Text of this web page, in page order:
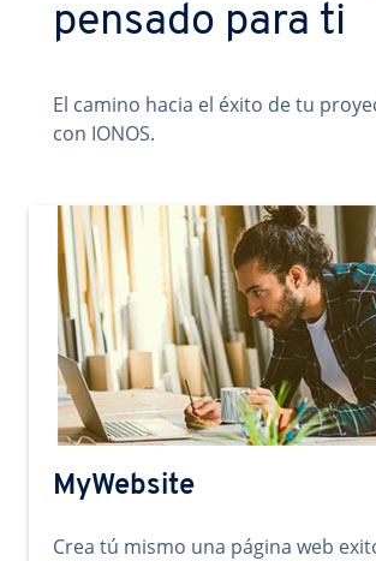
pensado para ti
El camino hacia el éxito de tu
con IONOS.
MyWebsite
Crea tú mismo una página web